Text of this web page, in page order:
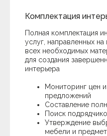
Комплектация
Полная комплектация
услуг, направленных
всех необходимых
для создания
интерьера
Мониторинг цен
предложений
Составление
Поиск
Утверждение
мебели и
Обсудить проект
Портфолио
Согласие на обработку данных
Политика конфиденциальности
Стоимость услуг
яркие